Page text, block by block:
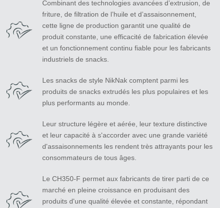
Combinant des technologies avancées d’extrusion, de
friture, de filtration de l’huile et d’assaisonnement,
cette ligne de production garantit une qualité de
produit constante, une efficacité de fabrication élevée
et un fonctionnement continu fiable pour les fabricants
industriels de snacks.
Les snacks de style NikNak comptent parmi les
produits de snacks extrudés les plus populaires et les
plus performants au monde.
Leur structure légère et aérée, leur texture distinctive
et leur capacité à s'accorder avec une grande variété
d'assaisonnements les rendent très attrayants pour les
consommateurs de tous âges.
Le CH350-F permet aux fabricants de tirer parti de ce
marché en pleine croissance en produisant des
produits d'une qualité élevée et constante, répondant